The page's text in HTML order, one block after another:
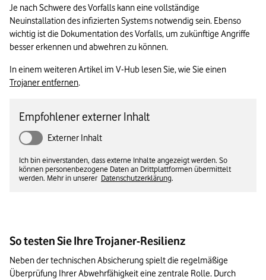
Je nach Schwere des Vorfalls kann eine vollständige
Neuinstallation des infizierten Systems notwendig sein. Ebenso
wichtig ist die Dokumentation des Vorfalls, um zukünftige Angriffe
besser erkennen und abwehren zu können.
Trojaner entfernen.
Empfohlener externer Inhalt
Externer Inhalt
Ich bin einverstanden, dass externe Inhalte angezeigt werden. So
können personenbezogene Daten an Drittplattformen übermittelt
werden. Mehr in unserer Datenschutzerklärung.
So testen Sie Ihre Trojaner-Resilienz
Neben der technischen Absicherung spielt die regelmäßige
Überprüfung Ihrer Abwehrfähigkeit eine zentrale Rolle. Durch